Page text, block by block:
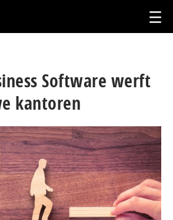
Software werft
kantoren